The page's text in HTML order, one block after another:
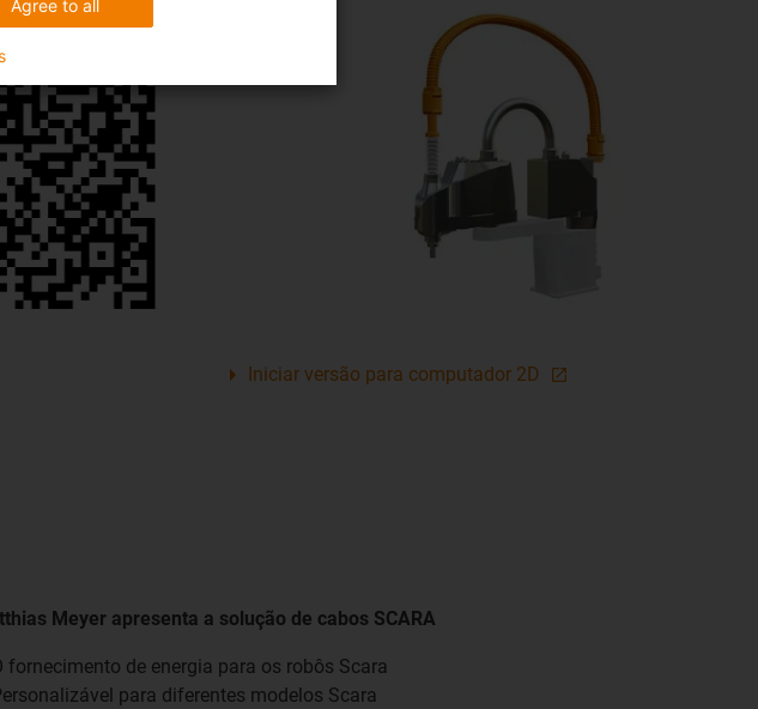
Iniciar versão para computador 2D
Meyer apresenta a solução de cabos SCARA
fornecimento de energia para os robôs Scara
para diferentes modelos Scara
Agree to all